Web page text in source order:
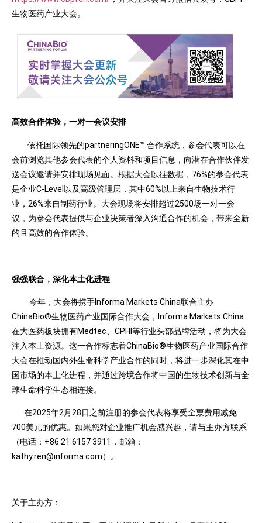
生物医药产业大会。
高效合作体验，一对一会议安排
依托国际领先的partneringONE™ 合作系统，参会代表可以在
会前浏览其他参会代表的个人资料和项目信息，向潜在合作伙伴发
送会议邀请并安排现场见面。根据大会以往数据，76%的参会代表
是企业C-Level以及高级管理层，其中60%以上来自生物技术行
业，26%来自制药行业。大会现场将安排超过2500场一对一会
议，为参会代表提供与企业决策者深入沟通合作的机会，带来全新
的且高效的合作体验。
强强联合，深化本土化进程
今年，大会将携手Informa Markets China联合主办
ChinaBio®生物医药产业国际合作大会，Informa Markets China
在大医药板块拥有Medtec、CPHI等行业头部品牌活动，将为大会
注入本土资源。这一合作标志着ChinaBio®生物医药产业国际合作
大会在推动国内外生命科学产业合作的同时，将进一步深化其在中
国市场的本土化进程，并通过跨境合作将中国的生物技术创新与全
球生命科学生态相连接。
在2025年2月28日之前注册的参会代表将享受全票费用减免
700美元的优惠。如果您对企业推广机会感兴趣，请与主办方联系
（电话：+86 21 6157 3911，邮箱：
kathy.ren@informa.com）。
关于主办方：